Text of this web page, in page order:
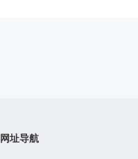
网址导航